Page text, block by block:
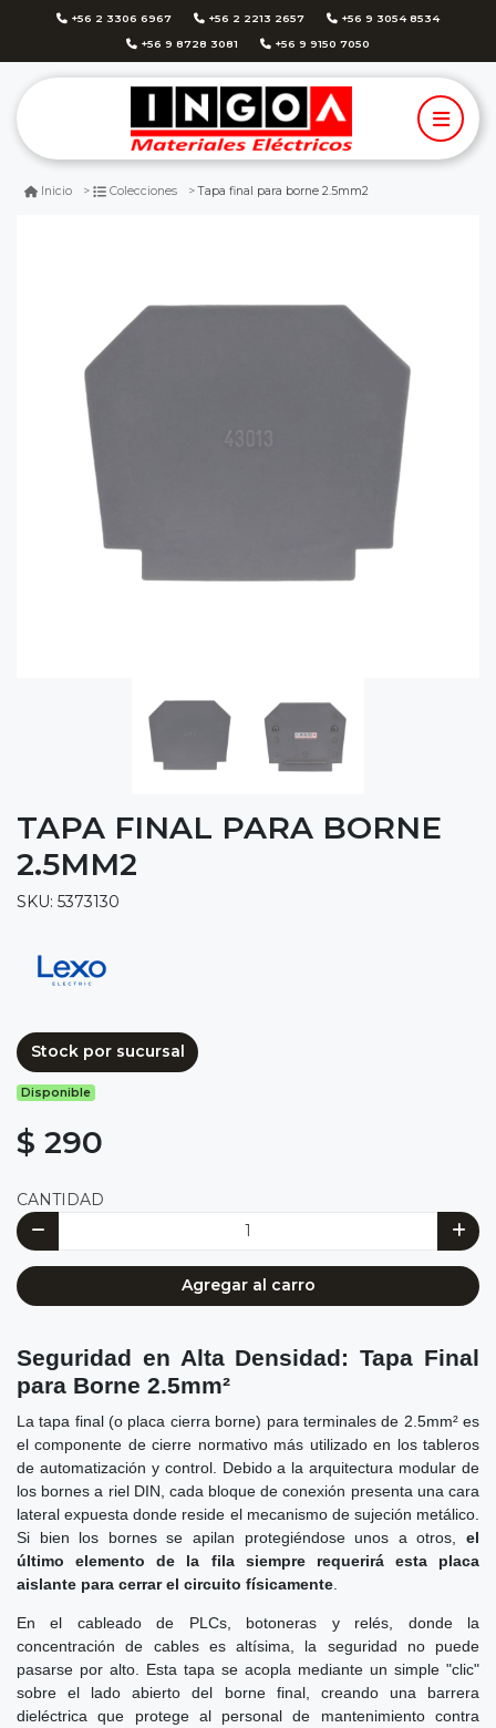
+56 2 3306 6967 +56 2 2213 2657 +56 9 3054 8534
+56 9 8728 3081 +56 9 9150 7050
Inicio Colecciones Tapa final para borne 2.5mm2
TAPA FINAL PARA BORNE
2.5MM2
SKU: 5373130
Stock por sucursal
Disponible
$ 290
CANTIDAD
Agregar al carro
Seguridad en Alta Densidad: Tapa Final
para Borne 2.5mm²
La tapa final (o placa cierra borne) para terminales de 2.5mm² es
el componente de cierre normativo más utilizado en los tableros
de automatización y control. Debido a la arquitectura modular de
los bornes a riel DIN, cada bloque de conexión presenta una cara
lateral expuesta donde reside el mecanismo de sujeción metálico.
Si bien los bornes se apilan protegiéndose unos a otros, el
último elemento de la fila siempre requerirá esta placa
aislante para cerrar el circuito físicamente
En el cableado de PLCs, botoneras y relés, donde la
concentración de cables es altísima, la seguridad no puede
pasarse por alto. Esta tapa se acopla mediante un simple "clic"
sobre el lado abierto del borne final, creando una barrera
dieléctrica que protege al personal de mantenimiento contra